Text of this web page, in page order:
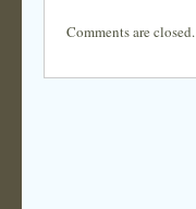
Comments are closed.